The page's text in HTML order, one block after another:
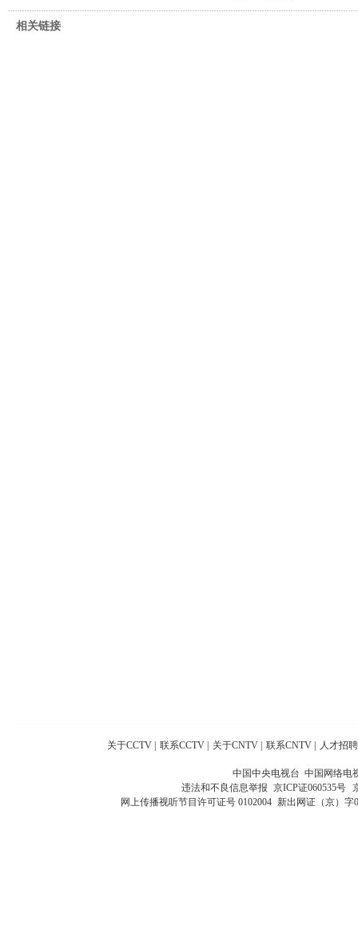
相关链接
关于CCTV 联系CCTV 关于CNTV 联系CNTV 人才招聘
中国中央电视台 中国网络电
违法和不良信息举报 京ICP证060535号
网上传播视听节目许可证号 0102004 新出网证（京）